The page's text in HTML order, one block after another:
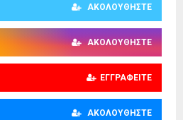
ΑΚΟΛΟΥΘΉΣΤΕ
ΑΚΟΛΟΥΘΉΣΤΕ
ΕΓΓΡΑΦΕΊΤΕ
ΑΚΟΛΟΥΘΉΣΤΕ